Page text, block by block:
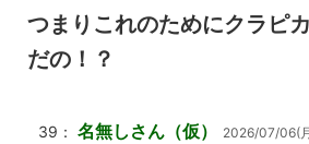
つまりこれのためにクラピ
だの！？
39： 名無しさん（仮） 2026/07/06(